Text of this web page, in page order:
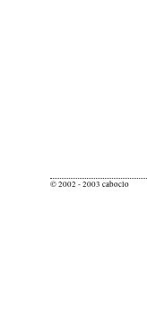
© 2002 - 2003 caboclo